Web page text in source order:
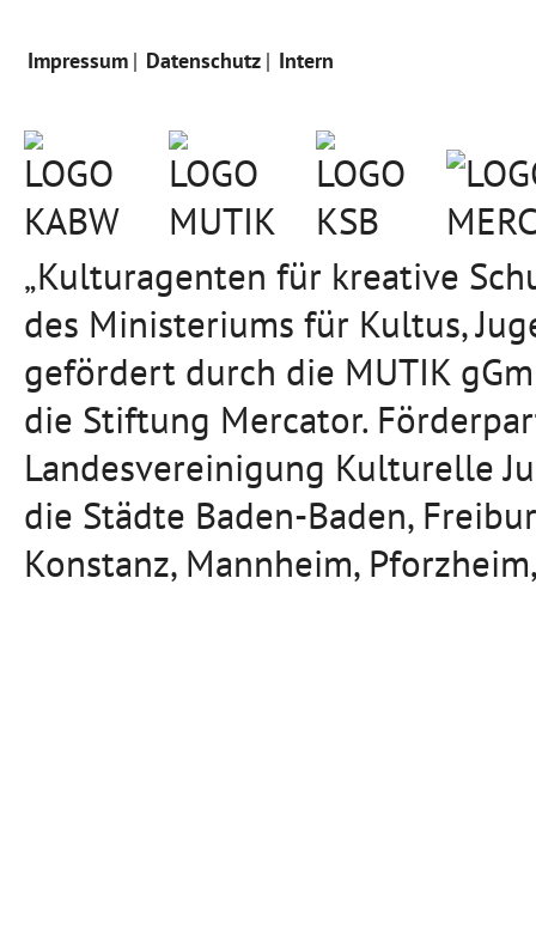
Impressum Datenschutz Intern
„Kulturagenten für kreative
des Ministeriums für Kultus,
gefördert durch die MUTIK
die Stiftung Mercator.
Landesvereinigung Kulturelle
die Städte Baden-Baden,
Konstanz, Mannheim,